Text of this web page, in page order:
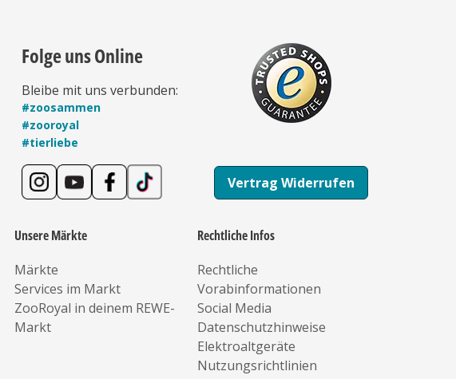
Folge uns Online
Bleibe mit uns verbunden:
#zoosammen
#zooroyal
#tierliebe
Vertrag Widerrufen
Unsere Märkte
Märkte
Services im Markt
ZooRoyal in deinem REWE-
Markt
Rechtliche Infos
Rechtliche
Vorabinformationen
Social Media
Datenschutzhinweise
Elektroaltgeräte
Nutzungsrichtlinien